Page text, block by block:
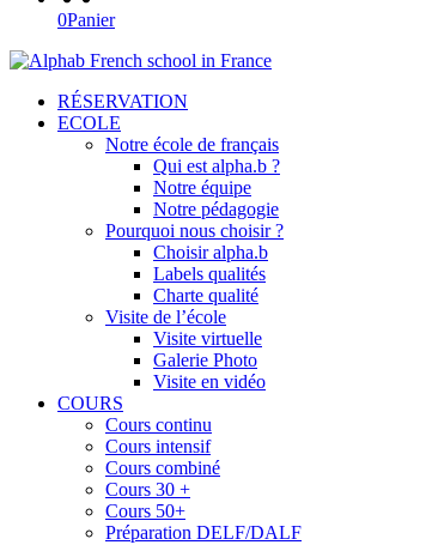
0Panier
RÉSERVATION
ECOLE
Notre école de français
Qui est alpha.b ?
Notre équipe
Notre pédagogie
Pourquoi nous choisir ?
Choisir alpha.b
Labels qualités
Charte qualité
Visite de l’école
Visite virtuelle
Galerie Photo
Visite en vidéo
COURS
Cours continu
Cours intensif
Cours combiné
Cours 30 +
Cours 50+
Préparation DELF/DALF